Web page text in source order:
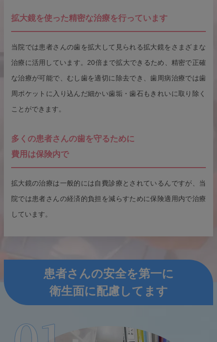
拡大鏡を使った精密な治療を行っています
当院では患者さんの歯を拡大して見られる拡大鏡をさまざまな
治療に活用しています。20倍まで拡大できるため、精密で正確
な治療が可能で、むし歯を適切に除去でき、歯周病治療では歯
周ポケットに入り込んだ細かい歯垢・歯石もきれいに取り除く
ことができます。
多くの患者さんの歯を守るために
費用は保険内で
拡大鏡の治療は一般的には自費診療とされているんですが、当
院では患者さんの経済的負担を減らすために保険適用内で治療
しています。
患者さんの安全を第一に
衛生面に配慮してます